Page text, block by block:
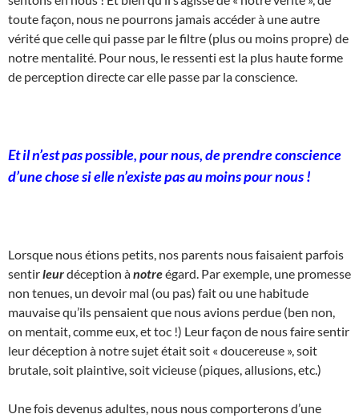
toute façon, nous ne pourrons jamais accéder à une autre
vérité que celle qui passe par le filtre (plus ou moins propre) de
notre mentalité. Pour nous, le ressenti est la plus haute forme
de perception directe car elle passe par la conscience.
Et il n’est pas possible, pour nous, de prendre conscience
d’une chose si elle n’existe pas au moins pour nous !
Lorsque nous étions petits, nos parents nous faisaient parfois
sentirleurdéception ànotreégard. Par exemple, une promesse
non tenues, un devoir mal (ou pas) fait ou une habitude
mauvaise qu’ils pensaient que nous avions perdue (ben non,
on mentait, comme eux, et toc !) Leur façon de nous faire sentir
leur déception à notre sujet était soit « doucereuse », soit
brutale, soit plaintive, soit vicieuse (piques, allusions, etc.)
Une fois devenus adultes, nous nous comporterons d’une